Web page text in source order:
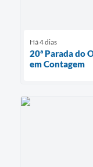
Há 4 dias
20ª Parada do
em Contagem